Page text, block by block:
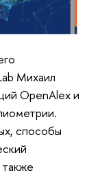
Михаил
OpenAlex и
способы